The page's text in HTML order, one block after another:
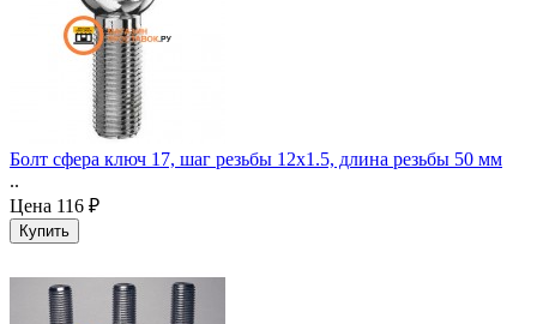
Болт сфера ключ 17, шаг резьбы 12x1.5, длина резьбы 50 мм
..
Цена 116 ₽